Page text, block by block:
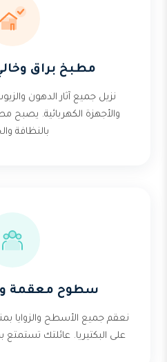
مطبخ براق
نزيل جميع آثار الدهون
والأجهزة الكهربائية.
بالنظافة
سطوح معقمة
نعقم جميع الأسطح والزوايا
على البكتيريا. عائلتك